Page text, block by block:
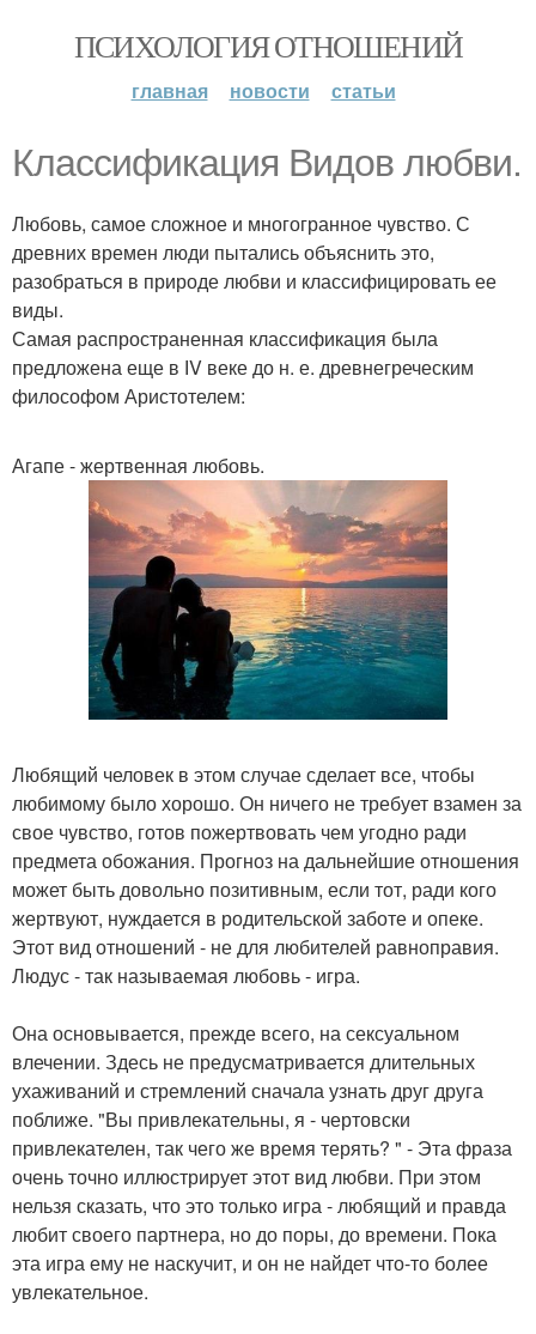
ПСИХОЛОГИЯ ОТНОШЕНИЙ
главная новости статьи
Классификация Видов любви.
Любовь, самое сложное и многогранное чувство. С
древних времен люди пытались объяснить это,
разобраться в природе любви и классифицировать ее
виды.
Самая распространенная классификация была
предложена еще в ІV веке до н. е. древнегреческим
философом Аристотелем:
Агапе - жертвенная любовь.
Любящий человек в этом случае сделает все, чтобы
любимому было хорошо. Он ничего не требует взамен за
свое чувство, готов пожертвовать чем угодно ради
предмета обожания. Прогноз на дальнейшие отношения
может быть довольно позитивным, если тот, ради кого
жертвуют, нуждается в родительской заботе и опеке.
Этот вид отношений - не для любителей равноправия.
Людус - так называемая любовь - игра.
Она основывается, прежде всего, на сексуальном
влечении. Здесь не предусматривается длительных
ухаживаний и стремлений сначала узнать друг друга
поближе. "Вы привлекательны, я - чертовски
привлекателен, так чего же время терять? " - Эта фраза
очень точно иллюстрирует этот вид любви. При этом
нельзя сказать, что это только игра - любящий и правда
любит своего партнера, но до поры, до времени. Пока
эта игра ему не наскучит, и он не найдет что-то более
увлекательное.